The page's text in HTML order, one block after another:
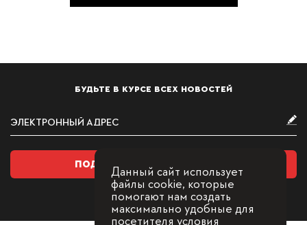
БУДЬТЕ В КУРСЕ ВСЕХ НОВОСТЕЙ
ПОДПИСАТЬСЯ НА РАССЫЛКУ
Данный сайт использует
файлы cookie, которые
помогают нам создать
максимально удобные для
посетителя условия